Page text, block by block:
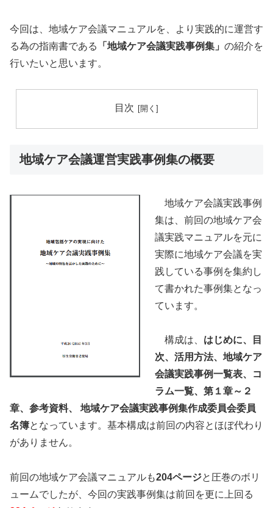
今回は、地域ケア会議マニュアルを、より実践的に運営す
る為の指南書である
「地域ケア会議実践事例集」 の紹介を
行いたいと思います。
目次
地域ケア会議運営実践事例集の概要
地域ケア会議実践事例
集は、前回の地域ケア会
議実践マニュアルを元に
実際に地域ケア会議を実
践している事例を集約し
て書かれた事例集となっ
ています。
構成は、 はじめに、目
次、活用方法、地域ケア
会議実践事例一覧表、コ
ラム一覧、第１章～２
章、参考資料、 地域ケア会議実践事例集作成委員会委員
名簿となっています。基本構成は前回の内容とほぼ代わり
がありません。
前回の地域ケア会議マニュアルも204ページと圧巻のボリ
ュームでしたが、今回の実践事例集は前回を更に上回る